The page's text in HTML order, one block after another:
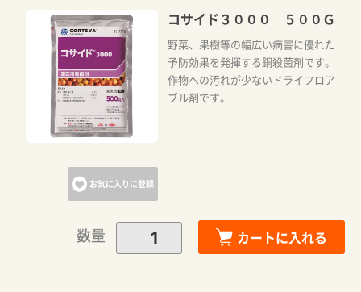
お気に入りに登録
コサイド３０００ ５００Ｇ
野菜、果樹等の幅広い病害に優れた
予防効果を発揮する銅殺菌剤です。
作物への汚れが少ないドライフロア
ブル剤です。
数量 カートに入れる